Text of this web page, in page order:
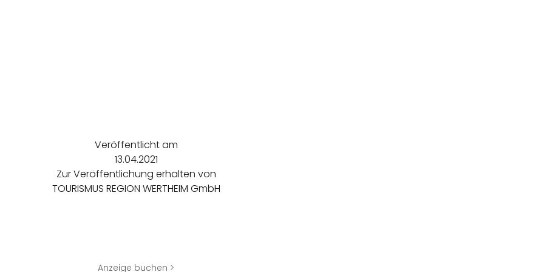
Veröffentlicht am
13.04.2021
Zur Veröffentlichung erhalten von
TOURISMUS REGION WERTHEIM GmbH
Anzeige buchen >